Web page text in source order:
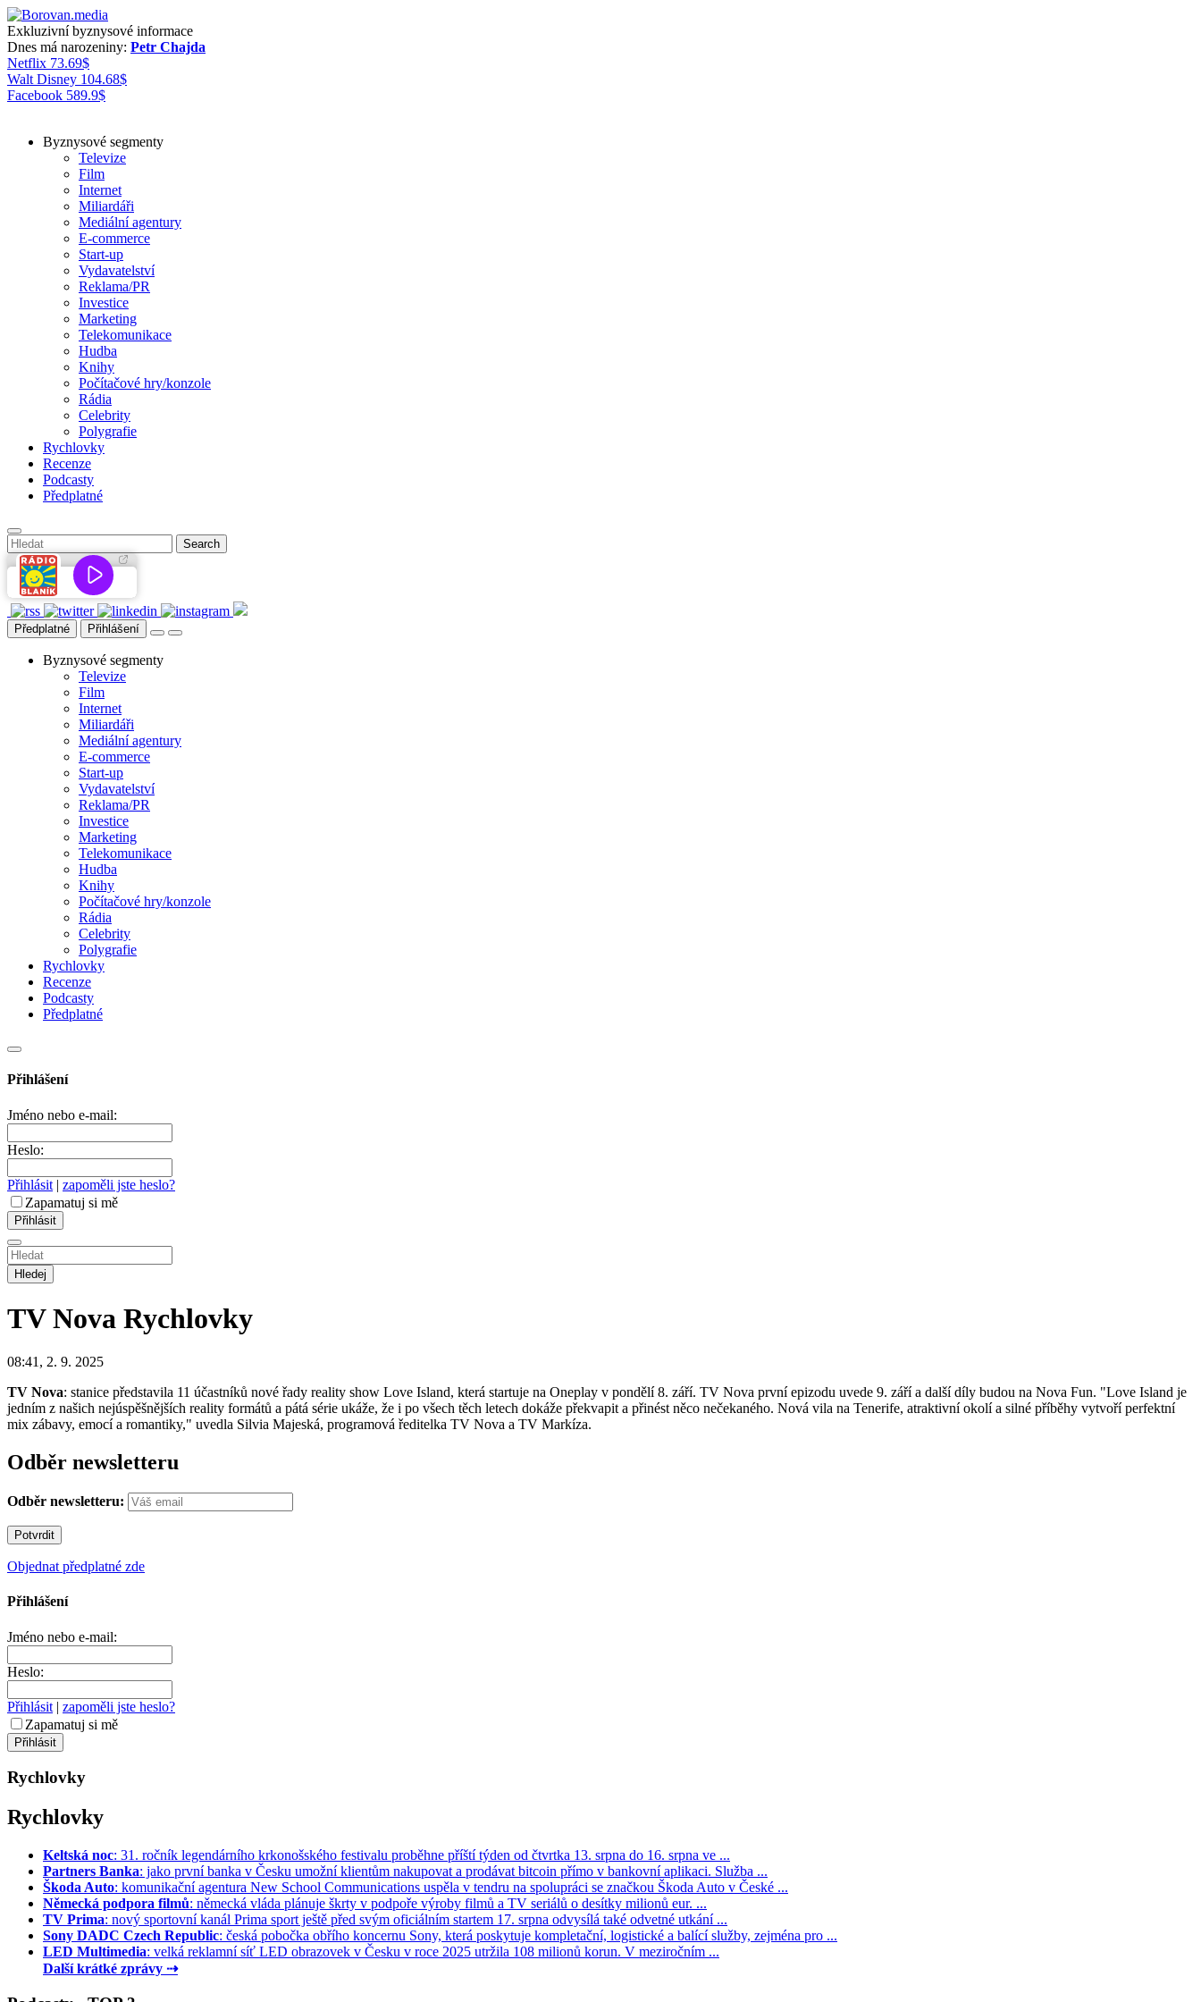
Exkluzivní byznysové informace
Dnes má narozeniny: Petr Chajda
Netflix 73.69$
Walt Disney 104.68$
Facebook 589.9$
Byznysové segmenty
Televize
Film
Internet
Miliardáři
Mediální agentury
E-commerce
Start-up
Vydavatelství
Reklama/PR
Investice
Marketing
Telekomunikace
Hudba
Knihy
Počítačové hry/konzole
Rádia
Celebrity
Polygrafie
Rychlovky
Recenze
Podcasty
Předplatné
Předplatné Přihlášení
Byznysové segmenty
Televize
Film
Internet
Miliardáři
Mediální agentury
E-commerce
Start-up
Vydavatelství
Reklama/PR
Investice
Marketing
Telekomunikace
Hudba
Knihy
Počítačové hry/konzole
Rádia
Celebrity
Polygrafie
Rychlovky
Recenze
Podcasty
Předplatné
Přihlášení
Jméno nebo e-mail:
Heslo:
Přihlásit | zapoměli jste heslo?
Zapamatuj si mě
Hledej
TV Nova Rychlovky
08:41, 2. 9. 2025
TV Nova: stanice představila 11 účastníků nové řady reality show Love Island, která startuje na Oneplay v pondělí 8. září. TV Nova první epizodu uvede 9. září a další díly budou na Nova Fun. "Love Island je
jedním z našich nejúspěšnějších reality formátů a pátá série ukáže, že i po všech těch letech dokáže překvapit a přinést něco nečekaného. Nová vila na Tenerife, atraktivní okolí a silné příběhy vytvoří perfektní
mix zábavy, emocí a romantiky," uvedla Silvia Majeská, programová ředitelka TV Nova a TV Markíza.
Odběr newsletteru
Odběr newsletteru:
Objednat předplatné zde
Přihlášení
Jméno nebo e-mail:
Heslo:
Přihlásit | zapoměli jste heslo?
Zapamatuj si mě
Rychlovky
Rychlovky
Keltská noc: 31. ročník legendárního krkonošského festivalu proběhne příští týden od čtvrtka 13. srpna do 16. srpna ve ...
Partners Banka: jako první banka v Česku umožní klientům nakupovat a prodávat bitcoin přímo v bankovní aplikaci. Služba ...
Škoda Auto: komunikační agentura New School Communications uspěla v tendru na spolupráci se značkou Škoda Auto v České ...
Německá podpora filmů: německá vláda plánuje škrty v podpoře výroby filmů a TV seriálů o desítky milionů eur. ...
TV Prima: nový sportovní kanál Prima sport ještě před svým oficiálním startem 17. srpna odvysílá také odvetné utkání ...
Sony DADC Czech Republic: česká pobočka obřího koncernu Sony, která poskytuje kompletační, logistické a balící služby, zejména pro ...
LED Multimedia: velká reklamní síť LED obrazovek v Česku v roce 2025 utržila 108 milionů korun. V meziročním ...
Další krátké zprávy ⇢